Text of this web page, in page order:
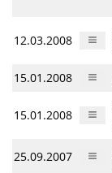
12.03.2008
15.01.2008
15.01.2008
25.09.2007